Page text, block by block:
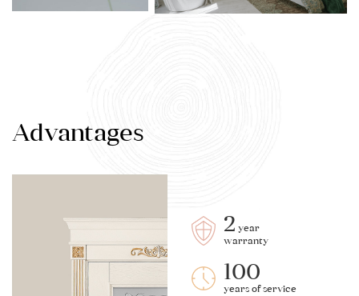
Advantages
2 year
warranty
100
years of service